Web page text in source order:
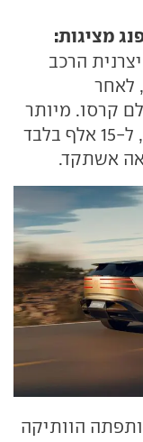
מציגות:
הרכב
לאחר
קרסו. מיותר
מ-700 אלף יחידות בשנה ב-2014, ל-15 אלף בלבד
הוותיקה